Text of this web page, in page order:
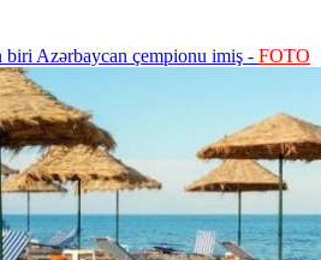
biri Azərbaycan çempionu imiş - FOTO